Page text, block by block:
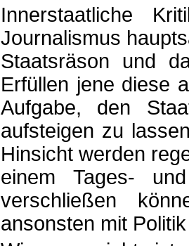
Innerstaatliche
Journalismus
Staatsräson und
Erfüllen jene diese
Aufgabe, den
aufsteigen zu
Hinsicht werden
einem Tages-
verschließen
ansonsten mit